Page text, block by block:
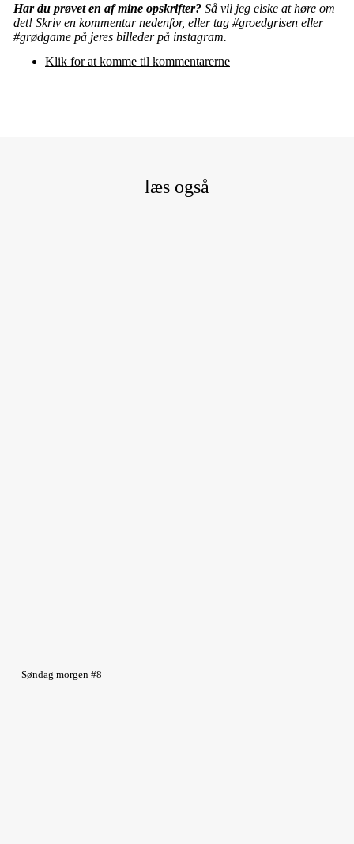
Har du prøvet en af mine opskrifter? Så vil jeg elske at høre om
det! Skriv en kommentar nedenfor, eller tag #groedgrisen eller
#grødgame på jeres billeder på instagram.
Klik for at komme til kommentarerne
læs også
Søndag morgen #8